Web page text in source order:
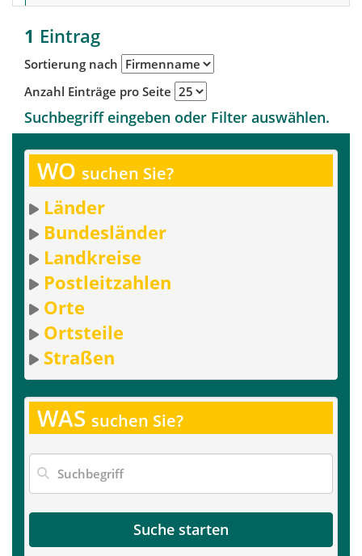
1 Eintrag
Sortierung nach
Anzahl Einträge pro Seite
Suchbegriff eingeben oder Filter auswählen.
WO suchen Sie?
Länder
Bundesländer
Landkreise
Postleitzahlen
Orte
Ortsteile
Straßen
WAS suchen Sie?
Suche starten